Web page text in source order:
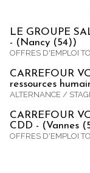
LE GROUPE
- (Nancy (54))
OFFRES D'EMPLOI
CARREFOUR
ressources
ALTERNANCE /
CARREFOUR
CDD - (Vannes
OFFRES D'EMPLOI